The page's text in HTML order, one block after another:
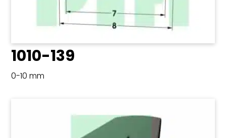
1010-139
0-10 mm